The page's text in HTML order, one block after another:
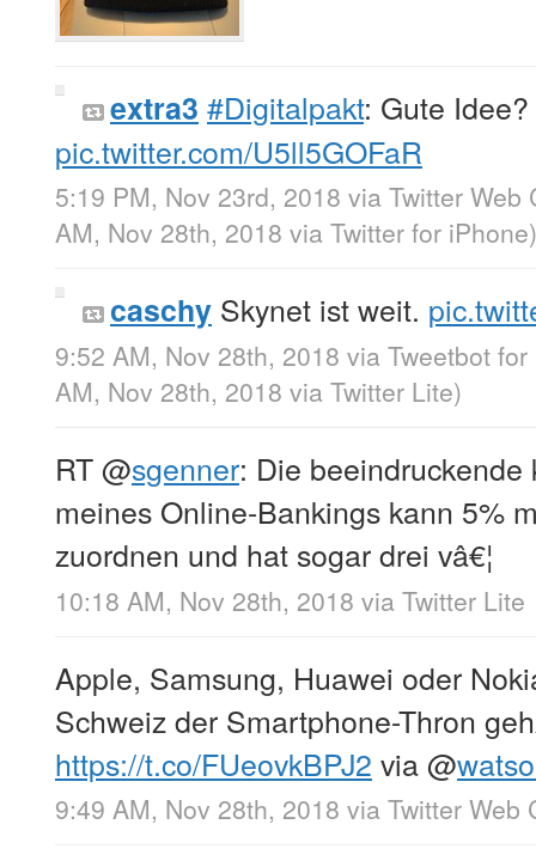
extra3 #Digitalpakt: Gute Idee?
pic.twitter.com/U5ll5GOFaR
5:19 PM, Nov 23rd, 2018 via Twitter Web
AM, Nov 28th, 2018 via Twitter for iPhone)
caschy Skynet ist weit.
9:52 AM, Nov 28th, 2018 via Tweetbot
AM, Nov 28th, 2018 via Twitter Lite)
RT@sgenner: Die
meines Online-Bankings kann 5%
zuordnen und hat sogar drei vâ€¦
10:18 AM, Nov 28th, 2018 via Twitter Lite
Apple, Samsung, Huawei oder
Schweiz der Smartphone-Thron
https://t.co/FUeovkBPJ2 via@
9:49 AM, Nov 28th, 2018 via Twitter Web